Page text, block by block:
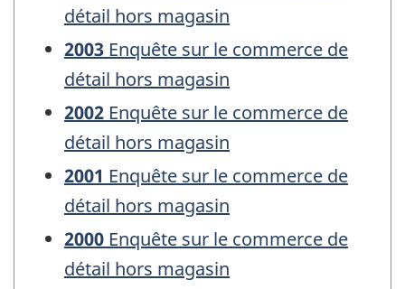
détail hors magasin
2003 Enquête sur le commerce de
détail hors magasin
2002 Enquête sur le commerce de
détail hors magasin
2001 Enquête sur le commerce de
détail hors magasin
2000 Enquête sur le commerce de
détail hors magasin